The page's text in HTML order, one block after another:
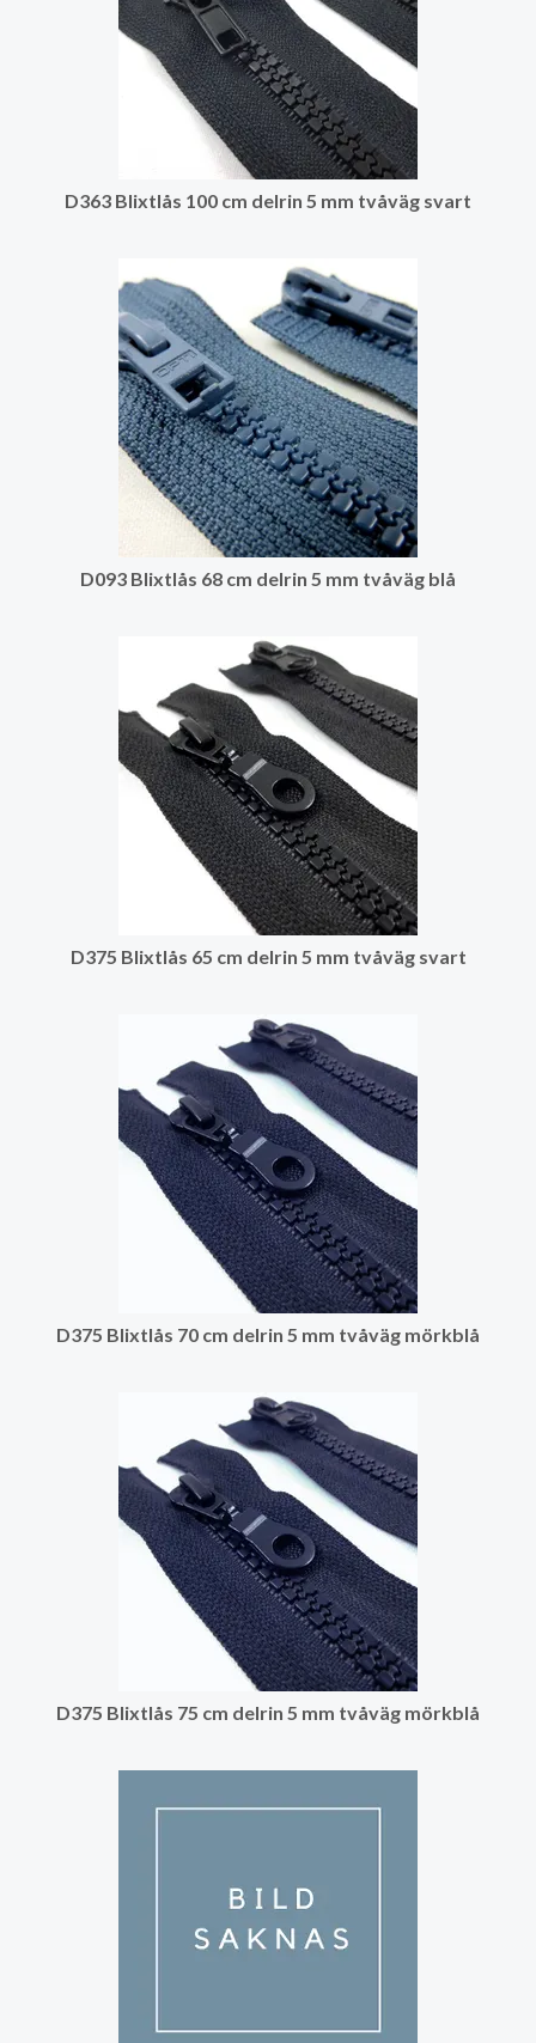
D363 Blixtlås 100 cm delrin 5 mm tvåväg svart
D093 Blixtlås 68 cm delrin 5 mm tvåväg blå
D375 Blixtlås 65 cm delrin 5 mm tvåväg svart
D375 Blixtlås 70 cm delrin 5 mm tvåväg mörkblå
D375 Blixtlås 75 cm delrin 5 mm tvåväg mörkblå